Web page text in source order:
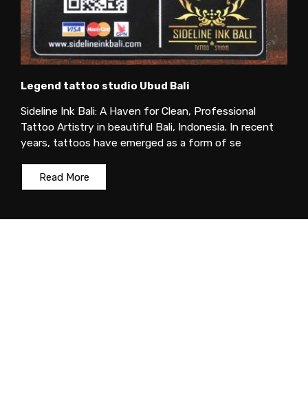
Legend tattoo studio Ubud Bali
Sideline Ink Bali: A Haven for Clean, Professional
Tattoo Artistry in beautiful Bali, Indonesia. In recent
years, tattoos have emerged as a form of se
Read More